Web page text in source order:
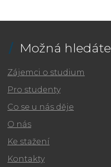
Možná hledáte
Zájemci o studium
Pro studenty
Co se u nás děje
O nás
Ke stažení
Kontakty